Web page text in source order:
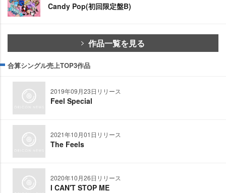
Candy Pop(初回限定盤B)
作品一覧を見る
合算シングル売上TOP3作品
2019年09月23日リリース
Feel Special
2021年10月01日リリース
The Feels
2020年10月26日リリース
I CAN'T STOP ME